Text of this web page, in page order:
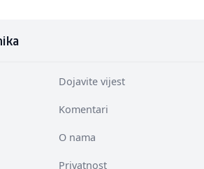
Dojavite vijest
Komentari
O nama
Privatnost